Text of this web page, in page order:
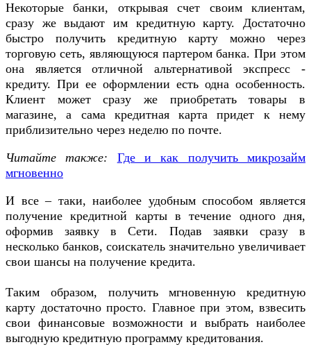
Некоторые банки, открывая счет своим клиентам,
сразу же выдают им кредитную карту. Достаточно
быстро получить кредитную карту можно через
торговую сеть, являющуюся партером банка. При этом
она является отличной альтернативой экспресс -
кредиту. При ее оформлении есть одна особенность.
Клиент может сразу же приобретать товары в
магазине, а сама кредитная карта придет к нему
приблизительно через неделю по почте.
Читайте также:
Где и как получить микрозайм
мгновенно
И все – таки, наиболее удобным способом является
получение кредитной карты в течение одного дня,
оформив заявку в Сети. Подав заявки сразу в
несколько банков, соискатель значительно увеличивает
свои шансы на получение кредита.
Таким образом, получить мгновенную кредитную
карту достаточно просто. Главное при этом, взвесить
свои финансовые возможности и выбрать наиболее
выгодную кредитную программу кредитования.